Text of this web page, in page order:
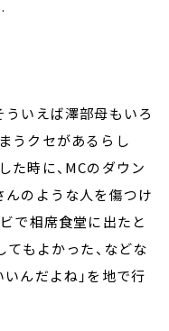
ういえば澤部母もいろ
うクセがあるらし
時に、MCのダウン
んのような人を傷つけ
で相席食堂に出たと
もよかった、などな
んだよね」を地で行